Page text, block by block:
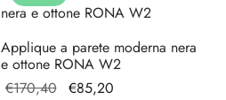
€456,00.
Applique a parete moderna nera
e ottone RONA W2
€170,40 Il prezzo
€85,20